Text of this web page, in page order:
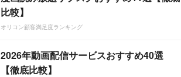
比較】
オリコン顧客満足度ランキング
2026年動画配信サービスおすすめ40選
【徹底比較】